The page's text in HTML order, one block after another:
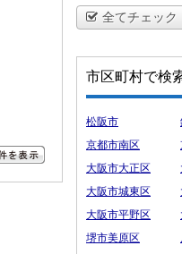
全てチェック
市区町村で検
松阪市
京都市南区
大阪市大正区
大阪市城東区
大阪市平野区
堺市美原区